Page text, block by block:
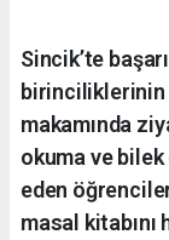
Sincik’te
birinciliklerinin
makamında
okuma ve bilek
eden
masal kitabını